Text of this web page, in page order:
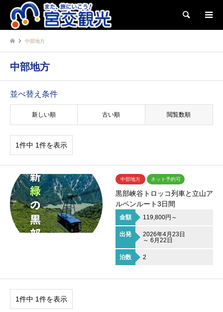
検索
中部地方
中部地方
並べ替え条件
新しい順 古い順 閲覧数順
1件中 1件を表示
中部地方 ネット予約可
黒部峡谷トロッコ列車と立山ア
ルペンルート3日間
金額 119,800円～
出発
2026年4月23日
～ 6月22日
泊数 2
1件中 1件を表示